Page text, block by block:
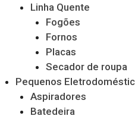
Linha Quente
Fogões
Fornos
Placas
Secador de roupa
Pequenos
Aspiradores
Batedeira